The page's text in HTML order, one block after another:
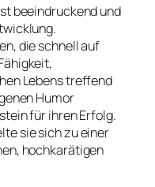
beeindruckend und
die schnell auf
Lebens treffend
Humor
für ihren Erfolg.
sie sich zu einer
hochkarätigen